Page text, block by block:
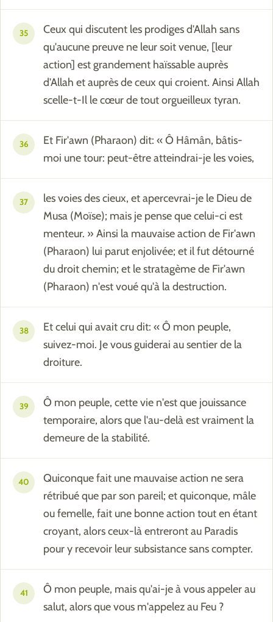
35
Ceux qui discutent les prodiges d'Allah sans
qu'aucune preuve ne leur soit venue, [leur
action] est grandement haïssable auprès
d'Allah et auprès de ceux qui croient. Ainsi Allah
scelle-t-Il le cœur de tout orgueilleux tyran.
36
Et Fir'awn (Pharaon) dit: « Ô Hâmân, bâtis-
moi une tour: peut-être atteindrai-je les voies,
37
les voies des cieux, et apercevrai-je le Dieu de
Musa (Moïse); mais je pense que celui-ci est
menteur. » Ainsi la mauvaise action de Fir'awn
(Pharaon) lui parut enjolivée; et il fut détourné
du droit chemin; et le stratagème de Fir'awn
(Pharaon) n'est voué qu'à la destruction.
38
Et celui qui avait cru dit: « Ô mon peuple,
suivez-moi. Je vous guiderai au sentier de la
droiture.
39
Ô mon peuple, cette vie n'est que jouissance
temporaire, alors que l'au-delà est vraiment la
demeure de la stabilité.
40
Quiconque fait une mauvaise action ne sera
rétribué que par son pareil; et quiconque, mâle
ou femelle, fait une bonne action tout en étant
croyant, alors ceux-là entreront au Paradis
pour y recevoir leur subsistance sans compter.
41
Ô mon peuple, mais qu'ai-je à vous appeler au
salut, alors que vous m'appelez au Feu ?